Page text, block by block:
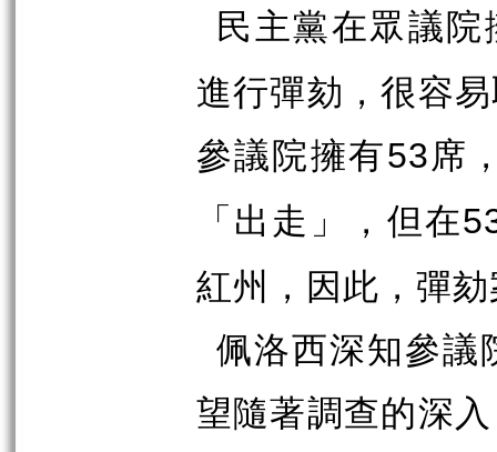
民主黨在眾議院
進行彈劾，很容
參議院擁有53席
「出走」，但在
紅州，因此，彈
佩洛西深知參議
望隨著調查的深